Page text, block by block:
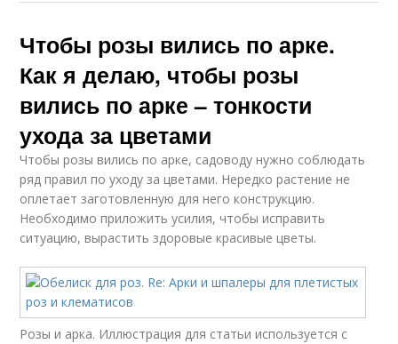
Чтобы розы вились по арке.
Как я делаю, чтобы розы
вились по арке – тонкости
ухода за цветами
Чтобы розы вились по арке, садоводу нужно соблюдать
ряд правил по уходу за цветами. Нередко растение не
оплетает заготовленную для него конструкцию.
Необходимо приложить усилия, чтобы исправить
ситуацию, вырастить здоровые красивые цветы.
Розы и арка. Иллюстрация для статьи используется с